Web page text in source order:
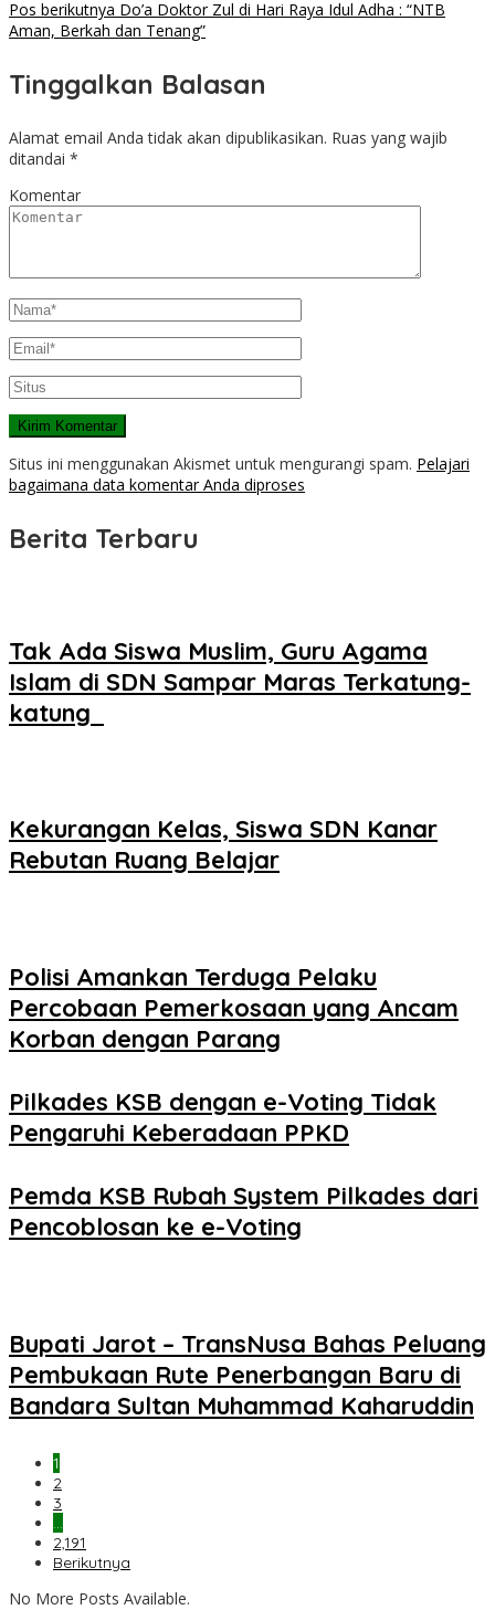
Pos berikutnya Do’a Doktor Zul di Hari Raya Idul Adha : “NTB
Aman, Berkah dan Tenang”
Tinggalkan Balasan
Alamat email Anda tidak akan dipublikasikan. Ruas yang wajib
ditandai *
Komentar
Situs ini menggunakan Akismet untuk mengurangi spam. Pelajari
bagaimana data komentar Anda diproses
Berita Terbaru
Tak Ada Siswa Muslim, Guru Agama
Islam di SDN Sampar Maras Terkatung-
katung ‎
Kekurangan Kelas, Siswa SDN Kanar
Rebutan Ruang Belajar
Polisi Amankan Terduga Pelaku
Percobaan Pemerkosaan yang Ancam
Korban dengan Parang
Pilkades KSB dengan e-Voting Tidak
Pengaruhi Keberadaan PPKD
Pemda KSB Rubah System Pilkades dari
Pencoblosan ke e-Voting
Bupati Jarot – TransNusa Bahas Peluang
Pembukaan Rute Penerbangan Baru di
Bandara Sultan Muhammad Kaharuddin
1
2
3
…
2,191
Berikutnya
No More Posts Available.